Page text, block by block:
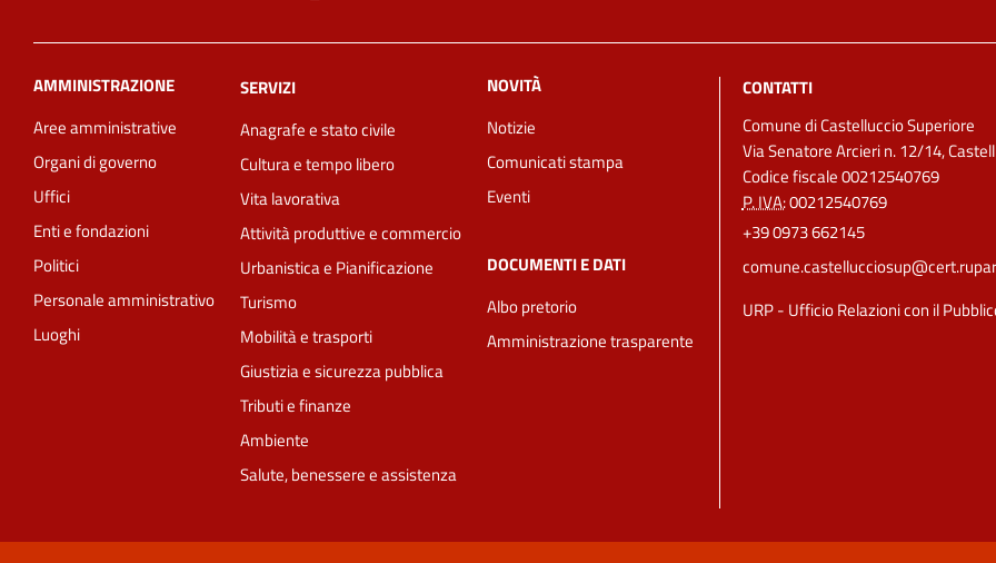
AMMINISTRAZIONE
Aree amministrative
Organi di governo
Uffici
Enti e fondazioni
Politici
Personale amministrativo
Luoghi
SERVIZI
Anagrafe e stato civile
Cultura e tempo libero
Vita lavorativa
Attività produttive e commercio
Urbanistica e Pianificazione
Turismo
Mobilità e trasporti
Giustizia e sicurezza pubblica
Tributi e finanze
Ambiente
Salute, benessere e assistenza
NOVITÀ
Notizie
Comunicati stampa
Eventi
DOCUMENTI E DATI
Albo pretorio
Amministrazione trasparente
CONTATTI
Comune di Castelluccio Superiore
Via Senatore Arcieri n. 12/14,
Codice fiscale 00212540769
P. IVA:00212540769
+39 0973 662145
URP - Ufficio Relazioni con il